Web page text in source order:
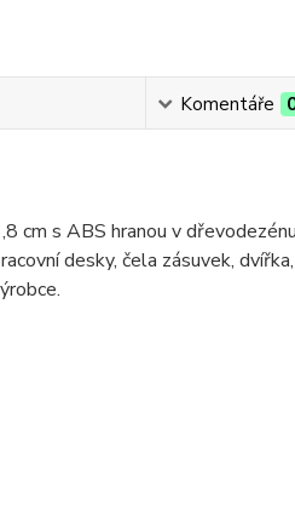
Komentáře
cm s ABS hranou v
desky, čela zásuvek,